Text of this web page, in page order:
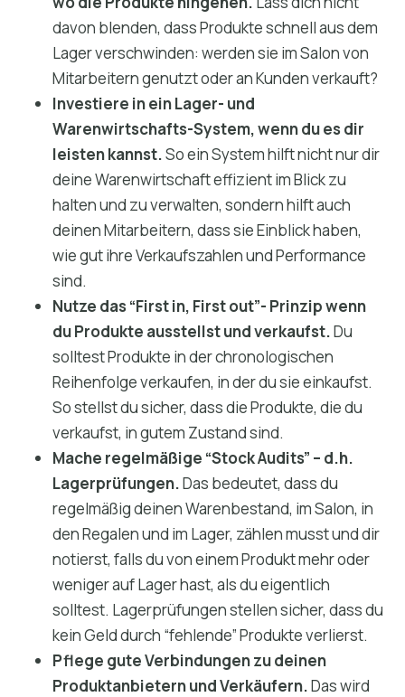
davon blenden, dass Produkte schnell aus dem
Lager verschwinden: werden sie im Salon von
Mitarbeitern genutzt oder an Kunden verkauft?
Investiere in ein Lager- und
Warenwirtschafts-System, wenn du es dir
leisten kannst.So ein System hilft nicht nur dir
deine Warenwirtschaft effizient im Blick zu
halten und zu verwalten, sondern hilft auch
deinen Mitarbeitern, dass sie Einblick haben,
wie gut ihre Verkaufszahlen und Performance
sind.
Nutze das “First in, First out”- Prinzip wenn
du Produkte ausstellst und verkaufst.Du
solltest Produkte in der chronologischen
Reihenfolge verkaufen, in der du sie einkaufst.
So stellst du sicher, dass die Produkte, die du
verkaufst, in gutem Zustand sind.
Mache regelmäßige “Stock Audits” – d.h.
Lagerprüfungen.Das bedeutet, dass du
regelmäßig deinen Warenbestand, im Salon, in
den Regalen und im Lager, zählen musst und dir
notierst, falls du von einem Produkt mehr oder
weniger auf Lager hast, als du eigentlich
solltest. Lagerprüfungen stellen sicher, dass du
kein Geld durch “fehlende” Produkte verlierst.
Pflege gute Verbindungen zu deinen
Produktanbietern und Verkäufern.Das wird